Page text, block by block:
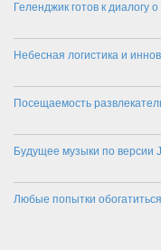
Геленджик готов к
Небесная логистика и
Посещаемость
Будущее музыки по версии
Любые попытки